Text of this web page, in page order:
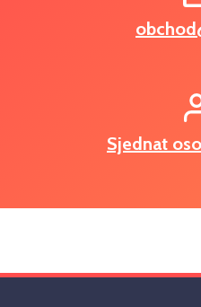
Sjednat